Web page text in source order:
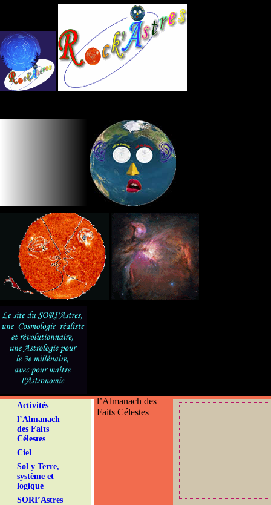
Activités
l’Almanach
des Faits
Célestes
Ciel
Sol y Terre,
système et
logique
SORI’Astres
l’Almanach des
Faits Célestes
Panneau de gestion des cookies